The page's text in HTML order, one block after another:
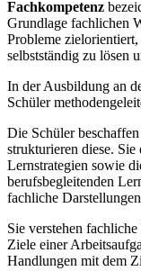
Fachkompetenz
Grundlage fachlichen
Probleme
selbstständig zu lösen
In der Ausbildung an
Schüler
Die Schüler
strukturieren diese.
Lernstrategien sowie
berufsbegleitenden
fachliche
Sie verstehen
Ziele einer
Handlungen mit dem